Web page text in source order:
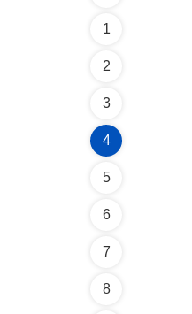
1
2
3
4
5
6
7
8